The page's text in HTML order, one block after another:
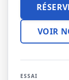
VOIR
ESSAI